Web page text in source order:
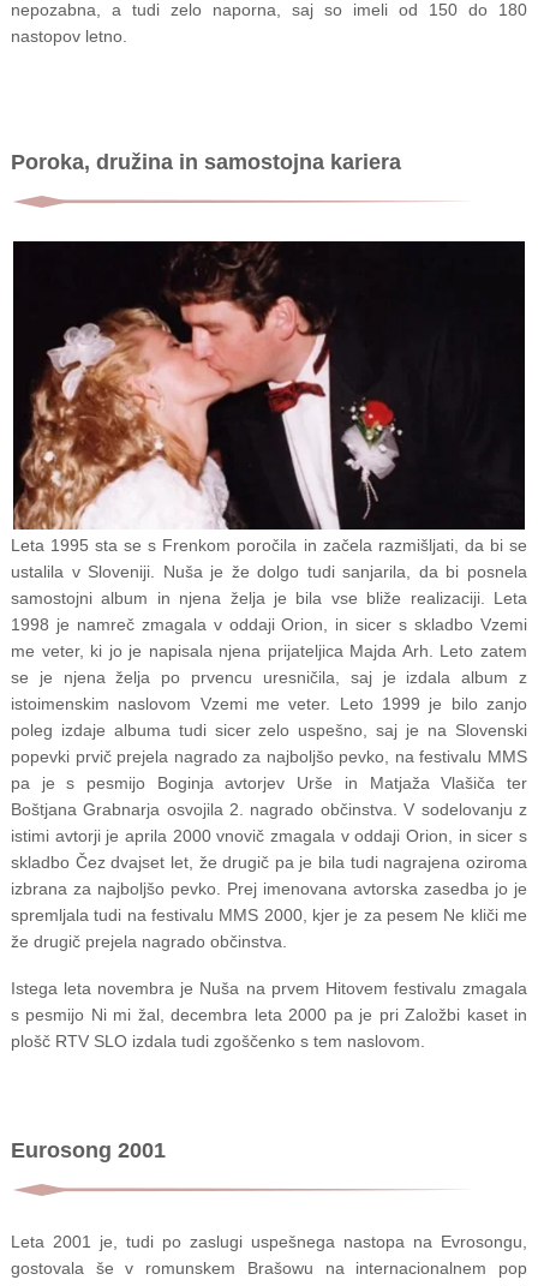
nepozabna, a tudi zelo naporna, saj so imeli od 150 do 180
nastopov letno.
Poroka, družina in samostojna kariera
Leta 1995 sta se s Frenkom poročila in začela razmišljati, da bi se
ustalila v Sloveniji. Nuša je že dolgo tudi sanjarila, da bi posnela
samostojni album in njena želja je bila vse bliže realizaciji. Leta
1998 je namreč zmagala v oddaji Orion, in sicer s skladbo Vzemi
me veter, ki jo je napisala njena prijateljica Majda Arh. Leto zatem
se je njena želja po prvencu uresničila, saj je izdala album z
istoimenskim naslovom Vzemi me veter. Leto 1999 je bilo zanjo
poleg izdaje albuma tudi sicer zelo uspešno, saj je na Slovenski
popevki prvič prejela nagrado za najboljšo pevko, na festivalu MMS
pa je s pesmijo Boginja avtorjev Urše in Matjaža Vlašiča ter
Boštjana Grabnarja osvojila 2. nagrado občinstva. V sodelovanju z
istimi avtorji je aprila 2000 vnovič zmagala v oddaji Orion, in sicer s
skladbo Čez dvajset let, že drugič pa je bila tudi nagrajena oziroma
izbrana za najboljšo pevko. Prej imenovana avtorska zasedba jo je
spremljala tudi na festivalu MMS 2000, kjer je za pesem Ne kliči me
že drugič prejela nagrado občinstva.
Istega leta novembra je Nuša na prvem Hitovem festivalu zmagala
s pesmijo Ni mi žal, decembra leta 2000 pa je pri Založbi kaset in
plošč RTV SLO izdala tudi zgoščenko s tem naslovom.
Eurosong 2001
Leta 2001 je, tudi po zaslugi uspešnega nastopa na Evrosongu,
gostovala še v romunskem Brašowu na internacionalnem pop